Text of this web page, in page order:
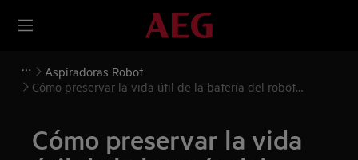
Aspiradoras Robot
Cómo preservar la vida útil de la batería del robot
Cómo preservar la vida